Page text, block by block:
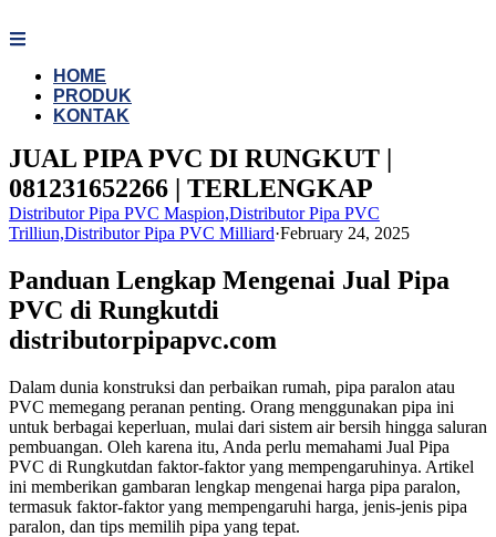
to
HOME
PRODUK
KONTAK
JUAL PIPA PVC DI RUNGKUT |
081231652266 | TERLENGKAP
Distributor Pipa PVC Maspion,Distributor Pipa PVC
Trilliun,Distributor Pipa PVC Milliard·February 24, 2025
Panduan Lengkap Mengenai Jual Pipa
PVC di Rungkutdi
distributorpipapvc.com
Dalam dunia konstruksi dan perbaikan rumah, pipa paralon atau
PVC memegang peranan penting. Orang menggunakan pipa ini
untuk berbagai keperluan, mulai dari sistem air bersih hingga saluran
pembuangan. Oleh karena itu, Anda perlu memahami Jual Pipa
PVC di Rungkutdan faktor-faktor yang mempengaruhinya. Artikel
ini memberikan gambaran lengkap mengenai harga pipa paralon,
termasuk faktor-faktor yang mempengaruhi harga, jenis-jenis pipa
paralon, dan tips memilih pipa yang tepat.